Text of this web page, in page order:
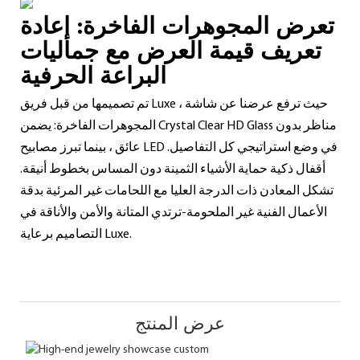
تعرض المجوهرات الفاخرة: إعادة
تعريف قيمة العرض مع جماليات
البراعة الحرفية
تم تصميمها من قبل فريق Luxe ، حيث ترفع عرضنا عن شاشة
المجوهرات الفاخرة: يضمن Crystal Clear HD Glass مناظر بدون
عائق ، بينما تبرز مصابيح LED في وضع استراتيجي كل التفاصيل.
أقفال ذكية حماية الأشياء الثمينة دون المساس بخطوط أنيقة.
تشكل المعادن ذات الدرجة العليا مع اللحامات غير المرئية بدقة
الأعمال الفنية غير الملحومة-ترتدي المتانة والأمن والأناقة في
التصاميم برعاية Luxe.
عرض المنتج